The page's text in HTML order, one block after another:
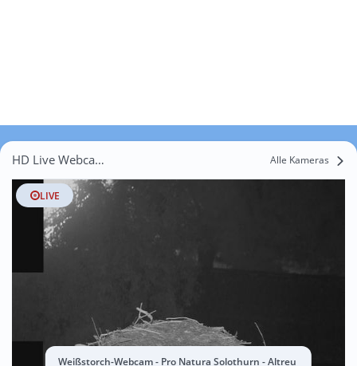
HD Live Webcams Farnern Alle Kameras
LIVE
Weißstorch-Webcam - Pro Natura Solothurn - Altreu